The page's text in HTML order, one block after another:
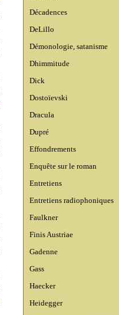
Décadences
DeLillo
Démonologie, satanisme
Dhimmitude
Dick
Dostoïevski
Dracula
Dupré
Effondrements
Enquête sur le roman
Entretiens
Entretiens radiophoniques
Faulkner
Finis Austriae
Gadenne
Gass
Haecker
Heidegger